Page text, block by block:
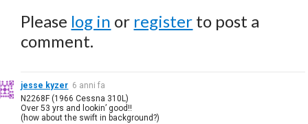
Please log in or register to post a
comment.
jesse kyzer 6 anni fa
N2268F (1966 Cessna 310L)
Over 53 yrs and lookin’ good!!
(how about the swift in background?)